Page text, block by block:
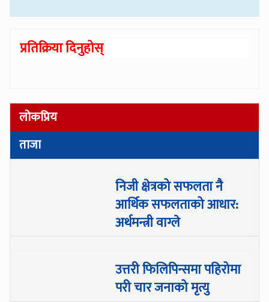
प्रतिक्रिया दिनुहोस्
लोकप्रिय
ताजा
निजी क्षेत्रको सफलता नै
आर्थिक सफलताको आधार:
अर्थमन्त्री वाग्ले
उत्तरी फिलिपिन्समा पहिरोमा
परी चार जनाको मृत्यु